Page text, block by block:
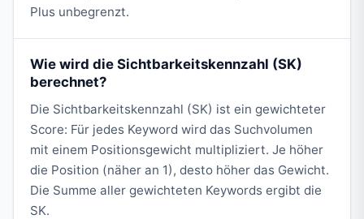
Plus unbegrenzt.
Wie wird die Sichtbarkeitskennzahl (SK)
berechnet?
Die Sichtbarkeitskennzahl (SK) ist ein gewichteter
Score: Für jedes Keyword wird das Suchvolumen
mit einem Positionsgewicht multipliziert. Je höher
die Position (näher an 1), desto höher das Gewicht.
Die Summe aller gewichteten Keywords ergibt die
SK.